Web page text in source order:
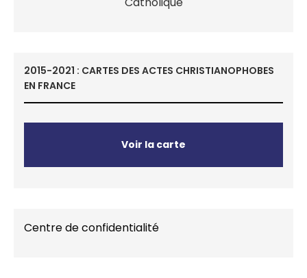
2015-2021 : CARTES DES ACTES CHRISTIANOPHOBES
EN FRANCE
Voir la carte
Centre de confidentialité